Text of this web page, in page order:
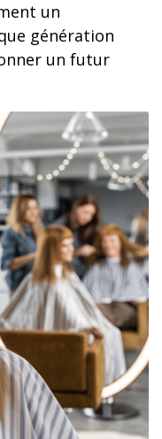
un
génération
un futur